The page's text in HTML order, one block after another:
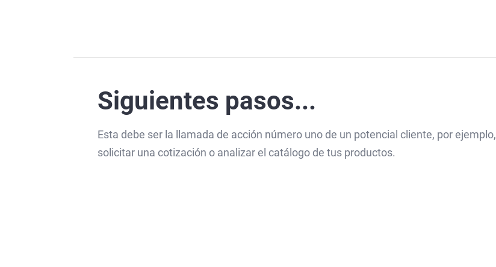
Siguientes pasos...
Esta debe ser la llamada de acción número uno de un potencial cliente, por ejemplo,
solicitar una cotización o analizar el catálogo de tus productos.